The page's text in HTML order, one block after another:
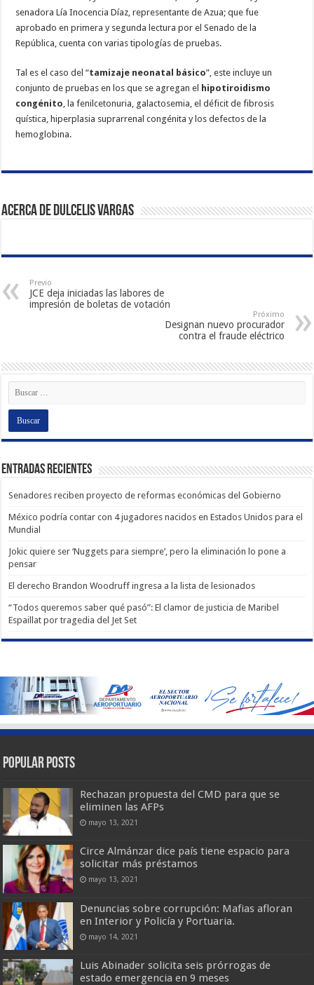
senadora Lía Inocencia Díaz, representante de Azua; que fue
aprobado en primera y segunda lectura por el Senado de la
República, cuenta con varias tipologías de pruebas.
Tal es el caso del “tamizaje neonatal básico”, este incluye un
conjunto de pruebas en los que se agregan el hipotiroidismo
congénito , la fenilcetonuria, galactosemia, el déficit de fibrosis
quística, hiperplasia suprarrenal congénita y los defectos de la
hemoglobina.
Acerca de Dulcelis Vargas
Previo
JCE deja iniciadas las labores de
impresión de boletas de votación
Próximo
Designan nuevo procurador
contra el fraude eléctrico
Entradas recientes
Senadores reciben proyecto de reformas económicas del Gobierno
México podría contar con 4 jugadores nacidos en Estados Unidos para el
Mundial
Jokic quiere ser ‘Nuggets para siempre’, pero la eliminación lo pone a
pensar
El derecho Brandon Woodruff ingresa a la lista de lesionados
“Todos queremos saber qué pasó”: El clamor de justicia de Maribel
Espaillat por tragedia del Jet Set
Popular Posts
Rechazan propuesta del CMD para que se
eliminen las AFPs
mayo 13, 2021
Circe Almánzar dice país tiene espacio para
solicitar más préstamos
mayo 13, 2021
Denuncias sobre corrupción: Mafias afloran
en Interior y Policía y Portuaria.
mayo 14, 2021
Luis Abinader solicita seis prórrogas de
estado emergencia en 9 meses